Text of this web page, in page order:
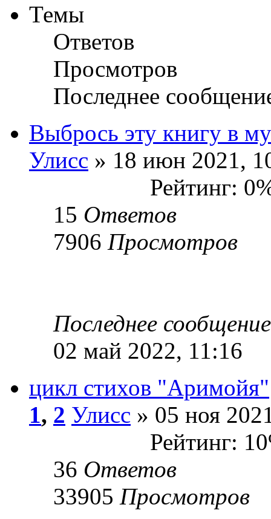
Темы
Ответов
Просмотров
Последнее
Выбрось эту книгу в
Улисс » 18 июн 2021,
Рейтинг:
15 Ответов
7906 Просмотров
Последнее
02 май 2022, 11:16
цикл стихов "Аримойя"
1, 2 Улисс » 05 ноя
Рейтинг:
36 Ответов
33905 Просмотров